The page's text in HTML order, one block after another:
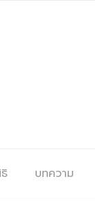
บทความ